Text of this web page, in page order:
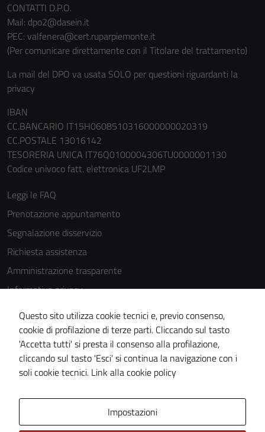
CONTATTI D.P.O.
Mail: dpo2@dasein.it
PEC: valfenera@cert.ruparpiemonte.it
(Per comunicare direttamente con il Titolare del trattamento)
La mail del DPO va usata SOLO per questioni riguardanti la
privacy
IBAN
CC.BANCARIO IT15H0608510316000000020319
CC.POSTALE 13016142
TESORERIA UNICA IT76Q0100004306TU0000001130
Codice univoco fatt. elettronica UF2LMP
Leggi le FAQ
Prenotazione appuntamento
Segnalazione disservizio
Richiesta assistenza
Amministrazione trasparente
Informativa privacy
Cookie Policy
Note legali
Dichiarazione di accessibilità
Piano di miglioramento del sito
Questo sito utilizza cookie tecnici e, previo consenso,
cookie di profilazione di terze parti. Cliccando sul tasto
'Accetta tutti' si presta il consenso alla profilazione,
cliccando sul tasto 'Esci' si continua la navigazione con i
soli cookie tecnici. Link alla cookie policy
Impostazioni
del sito e non
essere
disabilitati.
Questi cookie
non raccolgono
informazioni